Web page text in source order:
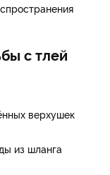
с тлей
верхушек
из шланга